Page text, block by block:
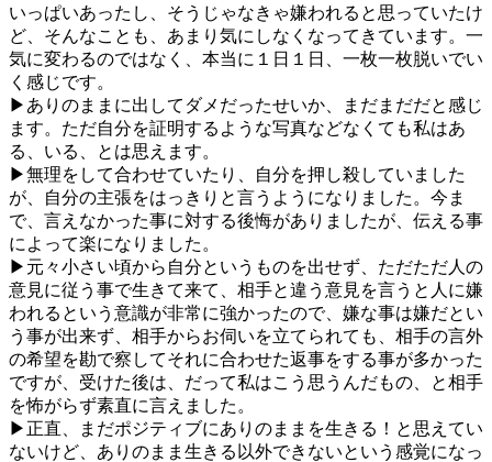
いっぱいあったし、そうじゃなきゃ嫌われると思っていたけ
ど、そんなことも、あまり気にしなくなってきています。一
気に変わるのではなく、本当に１日１日、一枚一枚脱いでい
く感じです。
▶ありのままに出してダメだったせいか、まだまだだと感じ
ます。ただ自分を証明するような写真などなくても私はあ
る、いる、とは思えます。
▶無理をして合わせていたり、自分を押し殺していました
が、自分の主張をはっきりと言うようになりました。今ま
で、言えなかった事に対する後悔がありましたが、伝える事
によって楽になりました。
▶元々小さい頃から自分というものを出せず、ただただ人の
意見に従う事で生きて来て、相手と違う意見を言うと人に嫌
われるという意識が非常に強かったので、嫌な事は嫌だとい
う事が出来ず、相手からお伺いを立てられても、相手の言外
の希望を勘で察してそれに合わせた返事をする事が多かった
ですが、受けた後は、だって私はこう思うんだもの、と相手
を怖がらず素直に言えました。
▶正直、まだポジティブにありのままを生きる！と思えてい
ないけど、ありのまま生きる以外できないという感覚になっ